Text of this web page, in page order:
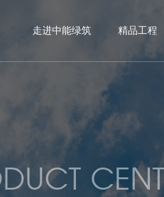
走进中能绿筑 精品工程